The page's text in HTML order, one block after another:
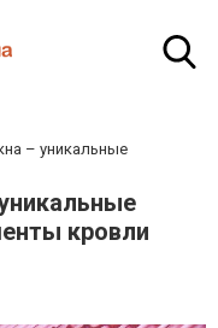
– уникальные
кровли